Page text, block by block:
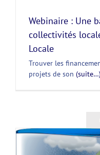
Webinaire : Une
collectivités
Locale
Trouver les
projets de son (suite…)